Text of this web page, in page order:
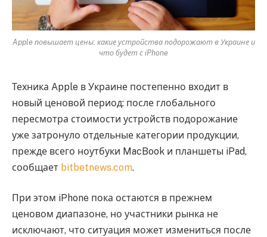
Apple повышает цены: какие устройства подорожают в Украине и
что будет с iPhone
Техника Apple в Украине постепенно входит в
новый ценовой период: после глобального
пересмотра стоимости устройств подорожание
уже затронуло отдельные категории продукции,
прежде всего ноутбуки MacBook и планшеты iPad,
сообщает bitbetnews.com.
При этом iPhone пока остаются в прежнем
ценовом диапазоне, но участники рынка не
исключают, что ситуация может измениться после